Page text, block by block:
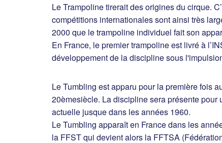
Le Trampoline tirerait des origines du cirque.
compétitions internationales sont ainsi très
2000 que le trampoline individuel fait son
En France, le premier trampoline est livré à
développement de la discipline sous
Le Tumbling est apparu pour la première fois
20èmesiècle. La discipline sera présente
actuelle jusque dans les années 1960.
Le Tumbling apparaît en France dans les
la FFST qui devient alors la FFTSA